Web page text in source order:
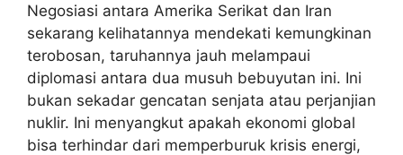
Negosiasi antara Amerika Serikat dan Iran
sekarang kelihatannya mendekati kemungkinan
terobosan, taruhannya jauh melampaui
diplomasi antara dua musuh bebuyutan ini. Ini
bukan sekadar gencatan senjata atau perjanjian
nuklir. Ini menyangkut apakah ekonomi global
bisa terhindar dari memperburuk krisis energi,